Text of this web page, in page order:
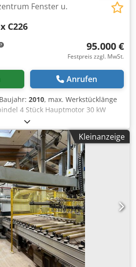
Fenster u.
C226
95.000 €
Festpreis zzgl. MwSt.
Anrufen
2010, max. Werkstücklänge
4 Stück Hauptmotor 30 kW
Bearbeitungszentrum ----- im
(Klaes) und Werkzeuge
Holz/Alu 68-92. Maschine ist noch
Technische Beschreibung und
----- Djdpszqvnisfx Am Rock
auf Anfrage! ----- Demonetage und
(technische Angaben laut
Alle angegebenen Preise netto.
Kleinanzeige